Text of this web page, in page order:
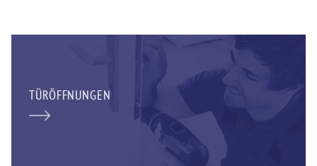
TÜRÖFFNUNGEN